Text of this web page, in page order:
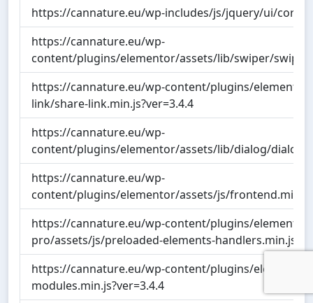
https://cannature.eu/wp-includes/js/jquery/ui/
https://cannature.eu/wp-
content/plugins/elementor/assets/lib/swiper/
https://cannature.eu/wp-content/plugins/
link/share-link.min.js?ver=3.4.4
https://cannature.eu/wp-
content/plugins/elementor/assets/lib/dialog/
https://cannature.eu/wp-
content/plugins/elementor/assets/js/
https://cannature.eu/wp-content/plugins/elementor-
pro/assets/js/preloaded-elements-
https://cannature.eu/wp-content/plugins/
modules.min.js?ver=3.4.4